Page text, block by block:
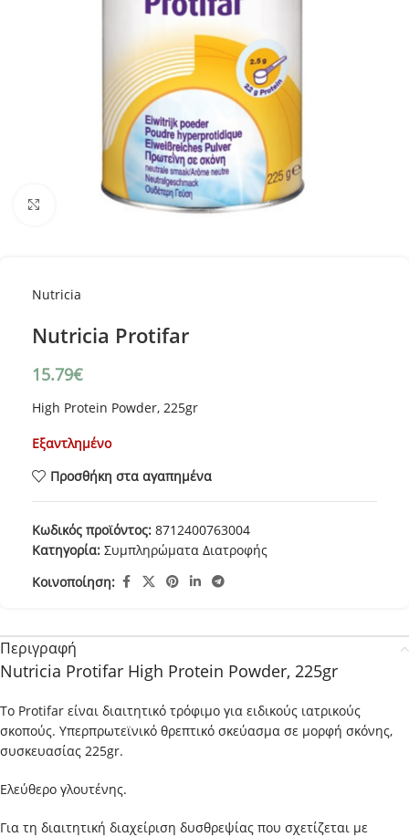
Κλικ για μεγέθυνση
Nutricia
Nutricia Protifar
15.79€
High Protein Powder, 225gr
Εξαντλημένο
Προσθήκη στα αγαπημένα
Κωδικός προϊόντος: 8712400763004
Κατηγορία: Συμπληρώματα Διατροφής
Κοινοποίηση:
Περιγραφή
Nutricia Protifar High Protein Powder, 225gr
Το Protifar είναι διαιτητικό τρόφιμο για ειδικούς ιατρικούς
σκοπούς. Υπερπρωτεϊνικό θρεπτικό σκεύασμα σε μορφή σκόνης,
συσκευασίας 225gr.
Ελεύθερο γλουτένης.
Για τη διαιτητική διαχείριση δυσθρεψίας που σχετίζεται με